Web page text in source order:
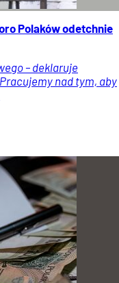
Polaków odetchnie
– deklaruje
nad tym, aby